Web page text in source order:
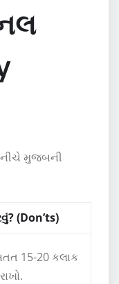
નીચે મુજબની
(Don’ts)
15-20 કલાક